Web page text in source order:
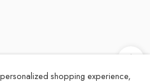
shopping experience,